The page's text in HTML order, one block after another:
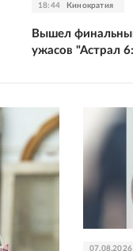
18:44 Кинократия
Вышел
ужасов "Астрал
07.08.2026